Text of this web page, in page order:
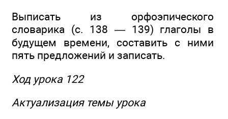
Выписать из орфоэпического
словарика (с. 138 — 139) глаголы в
будущем времени, составить с ними
пять предложений и записать.
Ход урока 122
Актуализация темы урока